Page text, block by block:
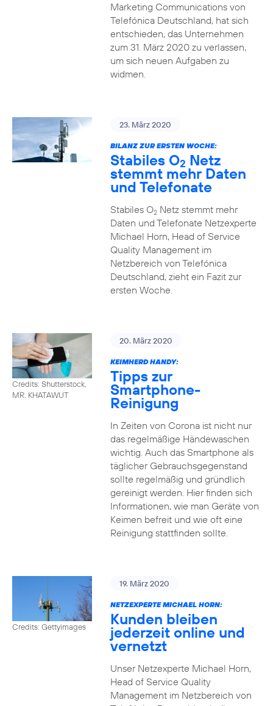
Marketing Communications von
Telefónica Deutschland, hat sich
entschieden, das Unternehmen
zum 31. März 2020 zu verlassen,
um sich neuen Aufgaben zu
widmen.
23. März 2020
BILANZ ZUR ERSTEN WOCHE:
Stabiles O2 Netz
stemmt mehr Daten
und Telefonate
Stabiles O2Netz stemmt mehr
Daten und Telefonate Netzexperte
Michael Horn, Head of Service
Quality Management im
Netzbereich von Telefónica
Deutschland, zieht ein Fazit zur
ersten Woche.
Credits: Shutterstock,
MR. KHATAWUT
20. März 2020
KEIMHERD HANDY:
Tipps zur
Smartphone-
Reinigung
In Zeiten von Corona ist nicht nur
das regelmäßige Händewaschen
wichtig. Auch das Smartphone als
täglicher Gebrauchsgegenstand
sollte regelmäßig und gründlich
gereinigt werden. Hier finden sich
Informationen, wie man Geräte von
Keimen befreit und wie oft eine
Reinigung stattfinden sollte.
Credits: Gettyimages
19. März 2020
NETZEXPERTE MICHAEL HORN:
Kunden bleiben
jederzeit online und
vernetzt
Unser Netzexperte Michael Horn,
Head of Service Quality
Management im Netzbereich von